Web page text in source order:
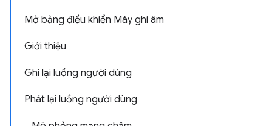
Mở bảng điều khiển Máy ghi âm
Giới thiệu
Ghi lại luồng người dùng
Phát lại luồng người dùng